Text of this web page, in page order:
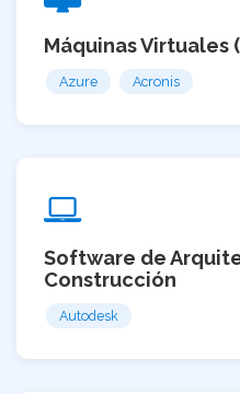
Máquinas Virtuales
Azure Acronis
Software de
Construcción
Autodesk